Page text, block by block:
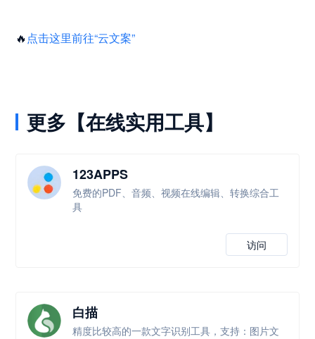
🔥 点击这里前往“云文案”
更多【在线实用工具】
123APPS
免费的PDF、音频、视频在线编辑、转换综合工
具
访问
白描
精度比较高的一款文字识别工具，支持：图片文